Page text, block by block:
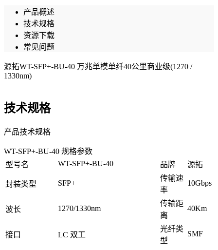
产品概述
技术规格
资源下载
常见问题
源拓WT-SFP+-BU-40 万兆单模单纤40公里商业级(1270 /
1330nm)
技术规格
产品技术规格
WT-SFP+-BU-40 规格参数
型号名
WT-SFP+-BU-40 品牌 源拓
封装类型 SFP+
传输速
率
10Gbps
波长 1270/1330nm
传输距
离
40Km
接口 LC 双工
光纤类
型
SMF